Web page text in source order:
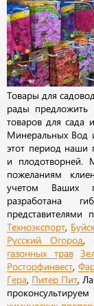
Товары для
рады предложить
товаров для сада
Минеральных Вод
этот период наши
и плодотворней.
пожеланиям
учетом Ваших
разработана
представителями
Техноэкспорт
Русский Огород
газонных трав
Росторфинвест
Гера Питер Пит ,